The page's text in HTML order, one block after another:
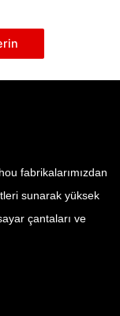
fabrikalarımızdan
sunarak yüksek
çantaları ve